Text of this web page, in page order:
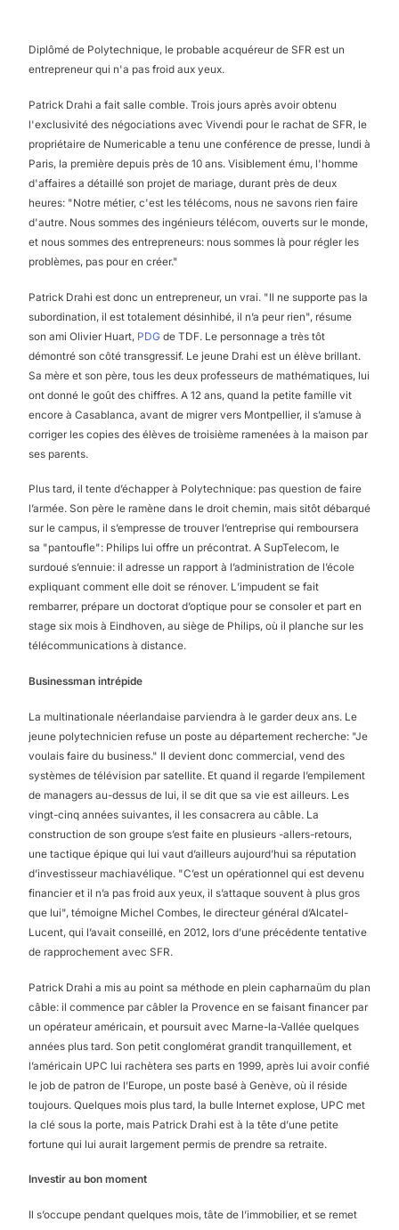
Diplômé de Polytechnique, le probable acquéreur de SFR est un
entrepreneur qui n'a pas froid aux yeux.
Patrick Drahi a fait salle comble. Trois jours après avoir obtenu
l'exclusivité des négociations avec Vivendi pour le rachat de SFR, le
propriétaire de Numericable a tenu une conférence de presse, lundi à
Paris, la première depuis près de 10 ans. Visiblement ému, l'homme
d'affaires a détaillé son projet de mariage, durant près de deux
heures: "Notre métier, c'est les télécoms, nous ne savons rien faire
d'autre. Nous sommes des ingénieurs télécom, ouverts sur le monde,
et nous sommes des entrepreneurs: nous sommes là pour régler les
problèmes, pas pour en créer."
Patrick Drahi est donc un entrepreneur, un vrai. "Il ne supporte pas la
subordination, il est totalement désinhibé, il n’a peur rien", résume
son ami Olivier Huart, PDG de TDF. Le personnage a très tôt
démontré son côté transgressif. Le jeune Drahi est un élève brillant.
Sa mère et son père, tous les deux professeurs de mathématiques, lui
ont donné le goût des chiffres. A 12 ans, quand la petite famille vit
encore à Casablanca, avant de migrer vers Montpellier, il s’amuse à
corriger les copies des élèves de troisième ramenées à la maison par
ses parents.
Plus tard, il tente d’échapper à Polytechnique: pas question de faire
l’armée. Son père le ramène dans le droit chemin, mais sitôt débarqué
sur le campus, il s’empresse de trouver l’entreprise qui remboursera
sa "pantoufle": Philips lui offre un précontrat. A SupTelecom, le
surdoué s’ennuie: il adresse un rapport à l’administration de l’école
expliquant comment elle doit se rénover. L’impudent se fait
rembarrer, prépare un doctorat d’optique pour se consoler et part en
stage six mois à Eindhoven, au siège de Philips, où il planche sur les
télécommunications à distance.
Businessman intrépide
La multinationale néerlandaise parviendra à le garder deux ans. Le
jeune polytechnicien refuse un poste au département recherche: "Je
voulais faire du business." Il devient donc commercial, vend des
systèmes de télévision par satellite. Et quand il regarde l’empilement
de managers au-dessus de lui, il se dit que sa vie est ailleurs. Les
vingt-cinq années suivantes, il les consacrera au câble. La
construction de son groupe s’est faite en plusieurs -allers-retours,
une tactique épique qui lui vaut d’ailleurs aujourd’hui sa réputation
d’investisseur machiavélique. "C’est un opérationnel qui est devenu
financier et il n’a pas froid aux yeux, il s’attaque souvent à plus gros
que lui", témoigne Michel Combes, le directeur général d’Alcatel-
Lucent, qui l’avait conseillé, en 2012, lors d’une précédente tentative
de rapprochement avec SFR.
Patrick Drahi a mis au point sa méthode en plein capharnaüm du plan
câble: il commence par câbler la Provence en se faisant financer par
un opérateur américain, et poursuit avec Marne-la-Vallée quelques
années plus tard. Son petit conglomérat grandit tranquillement, et
l’américain UPC lui rachètera ses parts en 1999, après lui avoir confié
le job de patron de l’Europe, un poste basé à Genève, où il réside
toujours. Quelques mois plus tard, la bulle Internet explose, UPC met
la clé sous la porte, mais Patrick Drahi est à la tête d’une petite
fortune qui lui aurait largement permis de prendre sa retraite.
Investir au bon moment
Il s’occupe pendant quelques mois, tâte de l’immobilier, et se remet